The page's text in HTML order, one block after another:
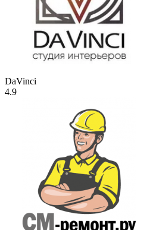
DaVinci
4.9